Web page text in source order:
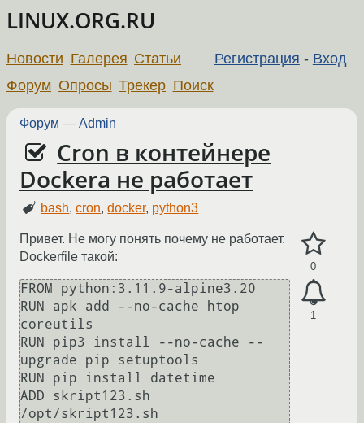
LINUX.ORG.RU
Регистрация - Вход
Новости Галерея Статьи
Форум Опросы Трекер Поиск
Форум — Admin
Cron в контейнере
Dockera не работает
bash,cron,docker, python3
0
1
Привет. Не могу понять почему не работает.
Dockerfile такой:
FROM python:3.11.9-alpine3.20
RUN apk add --no-cache htop
coreutils
RUN pip3 install --no-cache --
upgrade pip setuptools
RUN pip install datetime
ADD skript123.sh
/opt/skript123.sh